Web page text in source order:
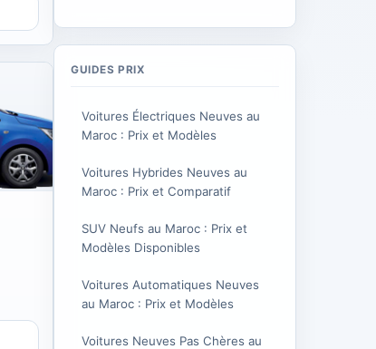
GUIDES PRIX
Voitures Électriques Neuves au
Maroc : Prix et Modèles
Voitures Hybrides Neuves au
Maroc : Prix et Comparatif
SUV Neufs au Maroc : Prix et
Modèles Disponibles
Voitures Automatiques Neuves
au Maroc : Prix et Modèles
Voitures Neuves Pas Chères au